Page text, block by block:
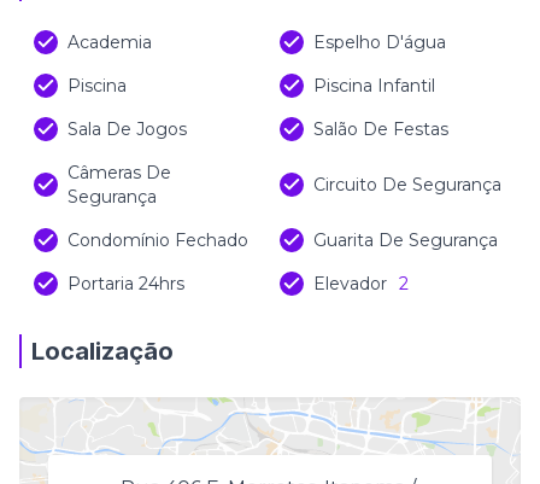
Academia
Espelho D'água
Piscina
Piscina Infantil
Sala De Jogos
Salão De Festas
Câmeras De
Segurança
Circuito De Segurança
Condomínio Fechado
Guarita De Segurança
Portaria 24hrs
Elevador 2
Localização